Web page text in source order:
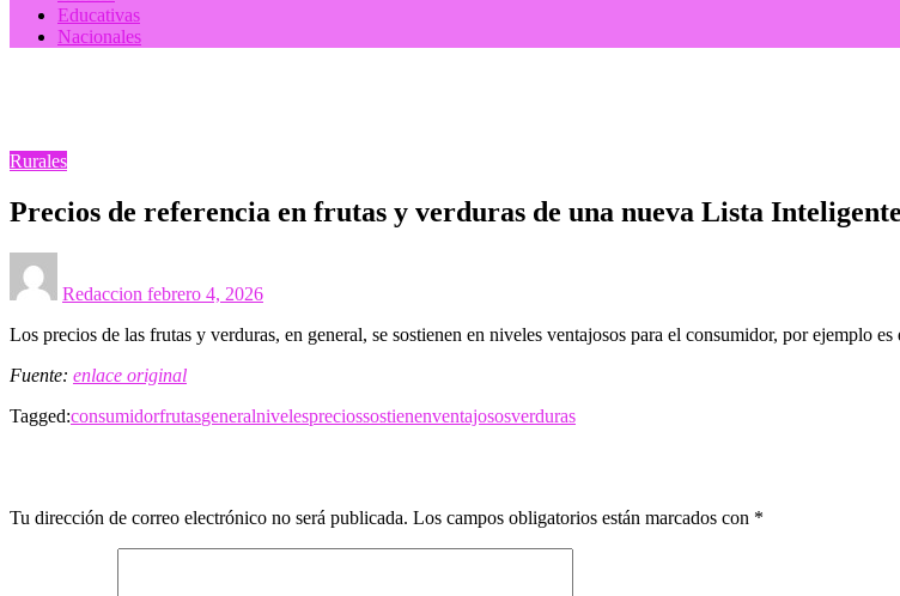
Educativas
Nacionales
Rurales
Precios de referencia en frutas y verduras de una nueva Lista
Redaccion
on
febrero 4, 2026
Los precios de las frutas y verduras, en general, se sostienen en niveles ventajosos para el consumidor, por ejemplo
Fuente: enlace original
Tagged:consumidorfrutasgeneralnivelespreciossostienenventajososverduras
Tu dirección de correo electrónico no será publicada. Los campos obligatorios están marcados con *